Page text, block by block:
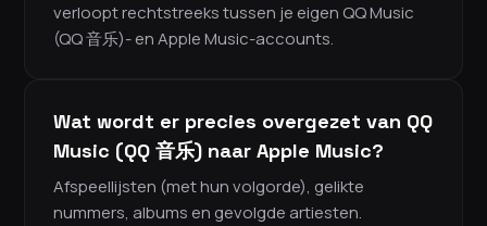
verloopt rechtstreeks tussen je eigen QQ Music
(QQ 音乐)- en Apple Music-accounts.
Wat wordt er precies overgezet van QQ
Music (QQ 音乐) naar Apple Music?
Afspeellijsten (met hun volgorde), gelikte
nummers, albums en gevolgde artiesten.